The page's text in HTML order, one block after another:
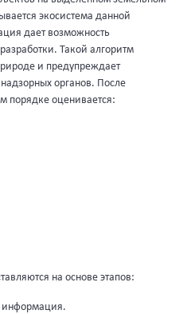
экосистема данной
дает возможность
Такой алгоритм
и предупреждает
органов. После
порядке оценивается:
на основе этапов:
информация.